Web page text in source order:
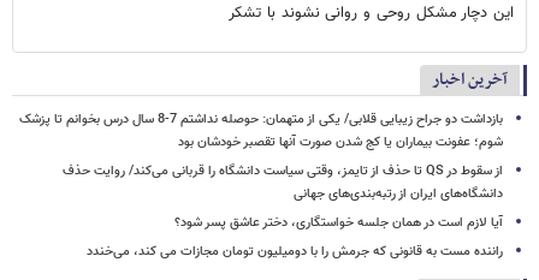
این دچار مشکل روحی و روانی نشوند با تشکر
آخرین اخبار
بازداشت دو جراح زیبایی قلابی/ یکی از متهمان: حوصله نداشتم 7-8 سال درس بخوانم تا پزشک
شوم؛ عفونت بیماران یا کج شدن صورت آنها تقصبر خودشان بود
از سقوط در QS تا حذف از تایمز، وقتی سیاست دانشگاه را قربانی می‌کند/ روایت حذف
دانشگاه‌های ایران از رتبه‌بندی‌های جهانی
آیا لازم است در همان جلسه خواستگاری، دختر عاشق پسر شود؟
راننده مست به قانونی که جرمش را با دومیلیون تومان مجازات می کند، می‌خندد